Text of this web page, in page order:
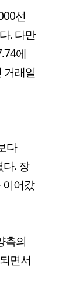
선
. 다만
에
거래일
다
. 장
이어갔
측의
면서